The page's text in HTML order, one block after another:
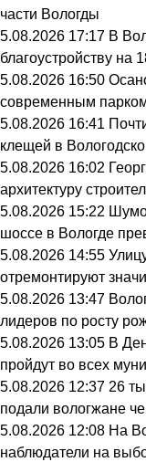
части Вологды
5.08.2026 17:17 В
благоустройству на
5.08.2026 16:50
современным
5.08.2026 16:41
клещей в
5.08.2026 16:02
архитектуру
5.08.2026 15:22
шоссе в Вологде
5.08.2026 14:55
отремонтируют
5.08.2026 13:47
лидеров по росту
5.08.2026 13:05 В
пройдут во всех
5.08.2026 12:37 26
подали вологжане
5.08.2026 12:08 На
наблюдатели на